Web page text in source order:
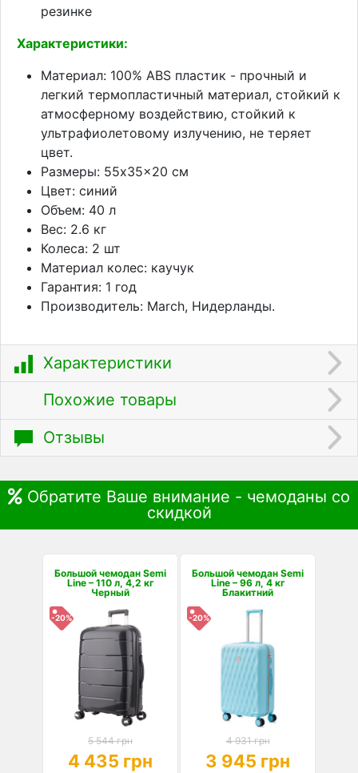
резинке
Характеристики:
Материал: 100% ABS пластик - прочный и
легкий термопластичный материал, стойкий к
атмосферному воздействию, стойкий к
ультрафиолетовому излучению, не теряет
цвет.
Размеры: 55x35x20 см
Цвет: синий
Объем: 40 л
Вес: 2.6 кг
Колеса: 2 шт
Материал колес: каучук
Гарантия: 1 год
Производитель: March, Нидерланды.
Характеристики
Похожие товары
Отзывы
Обратите Ваше внимание - чемоданы со
скидкой
Большой чемодан Semi
Line – 110 л, 4,2 кг
Черный
-20%
5 544 грн
4 435 грн
Большой чемодан Semi
Line – 96 л, 4 кг
Блакитний
-20%
4 931 грн
3 945 грн